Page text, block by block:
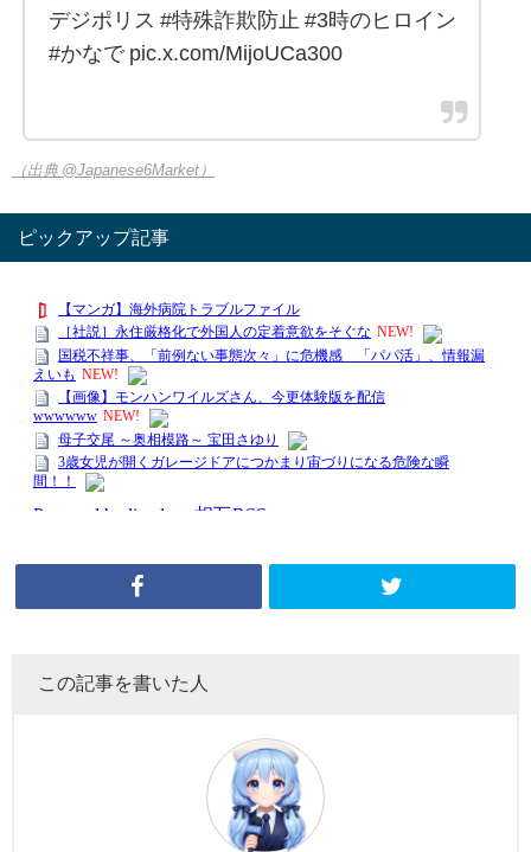
デジポリス #特殊詐欺防止 #3時のヒロイン
#かなで pic.x.com/MijoUCa300
（出典 @Japanese6Market）
ピックアップ記事
この記事を書いた人